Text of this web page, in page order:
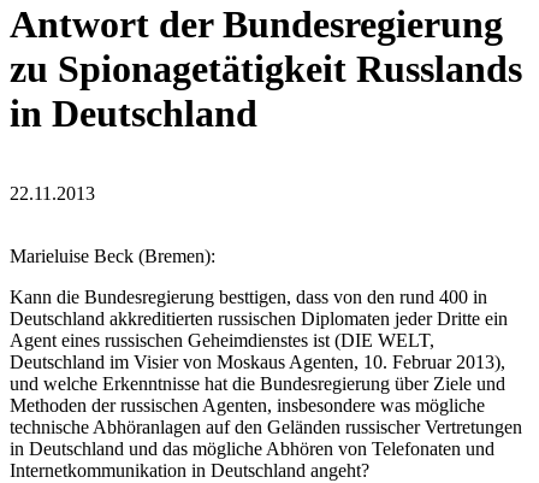
Antwort der Bundesregierung
zu Spionagetätigkeit Russlands
in Deutschland
ru_flagge_09.jpg
22.11.2013
ru_flagge_09.jpg
Marieluise Beck (Bremen):
Kann die Bundesregierung besttigen, dass von den rund 400 in
Deutschland akkreditierten russischen Diplomaten jeder Dritte ein
Agent eines russischen Geheimdienstes ist (DIE WELT,
Deutschland im Visier von Moskaus Agenten, 10. Februar 2013),
und welche Erkenntnisse hat die Bundesregierung über Ziele und
Methoden der russischen Agenten, insbesondere was mögliche
technische Abhöranlagen auf den Geländen russischer Vertretungen
in Deutschland und das mögliche Abhören von Telefonaten und
Internetkommunikation in Deutschland angeht?